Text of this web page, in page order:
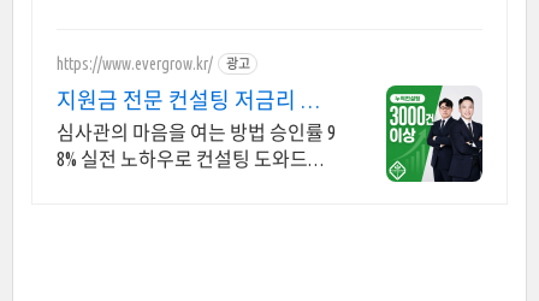
https://www.evergrow.kr/ 광고
지원금 전문 컨설팅 저금리 정
책자금 지금 신청
심사관의 마음을 여는 방법 승인률 9
8% 실전 노하우로 컨설팅 도와드립